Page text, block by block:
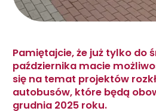
Pamiętajcie, że już tylko do
października macie
się na temat projektów
autobusów, które będą
grudnia 2025 roku.